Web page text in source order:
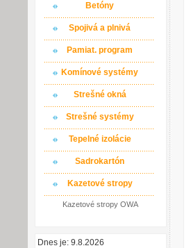
Betóny
Spojivá a plnivá
Pamiat. program
Komínové systémy
Strešné okná
Strešné systémy
Tepelné izolácie
Sadrokartón
Kazetové stropy
Kazetové stropy OWA
Dnes je: 9.8.2026